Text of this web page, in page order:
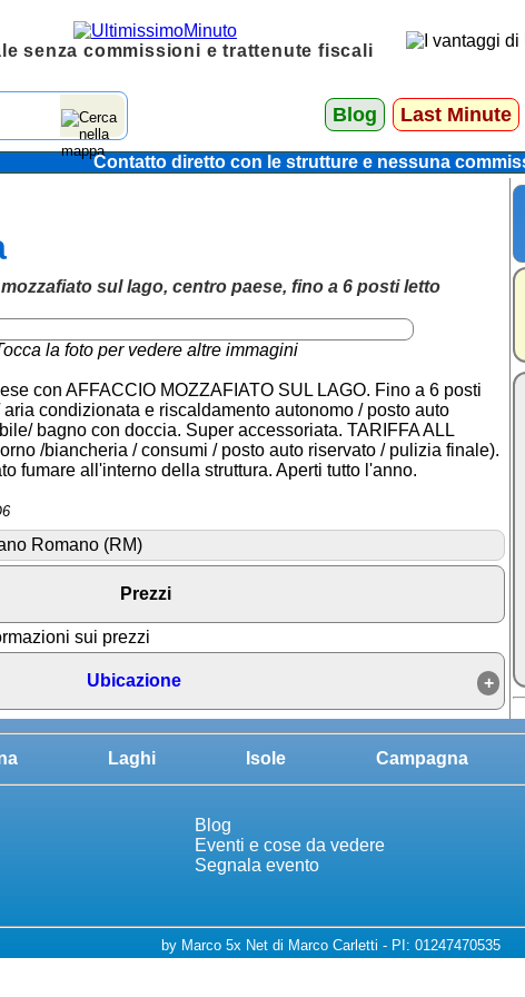
senza commissioni e trattenute fiscali
Blog Last Minute
Contatto diretto con le strutture e nessuna
sul lago, centro paese, fino a 6 posti letto
la foto per vedere altre immagini
con AFFACCIO MOZZAFIATO SUL LAGO. Fino a 6 posti
aria condizionata e riscaldamento autonomo / posto auto
bagno con doccia. Super accessoriata. TARIFFA ALL
/biancheria / consumi / posto auto riservato / pulizia finale).
fumare all'interno della struttura. Aperti tutto l'anno.
Romano (RM)
Prezzi
sui prezzi
Ubicazione
Laghi Isole Campagna
Blog
Eventi e cose da vedere
Segnala evento
by Marco 5x Net di Marco Carletti - PI: 01247470535